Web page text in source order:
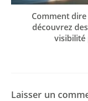
Comment
découvrez
visibilité
Laisser un